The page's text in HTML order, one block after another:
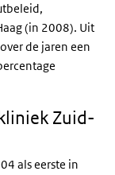
(in 2008). Uit
de jaren een
Zuid-
als eerste in